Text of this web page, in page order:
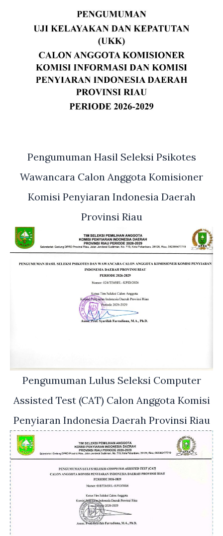
Pengumuman Hasil Seleksi Psikotes
Wawancara Calon Anggota Komisioner
Komisi Penyiaran Indonesia Daerah
Provinsi Riau
Pengumuman Lulus Seleksi Computer
Assisted Test (CAT) Calon Anggota Komisi
Penyiaran Indonesia Daerah Provinsi Riau